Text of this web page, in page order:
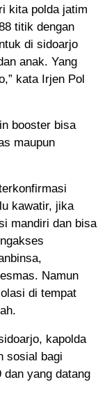
kita polda jatim
titik dengan
di sidoarjo
anak. Yang
kata Irjen Pol
booster bisa
maupun
kawatir, jika
mandiri dan bisa
Namun
di tempat
kapolda
sosial bagi
yang datang